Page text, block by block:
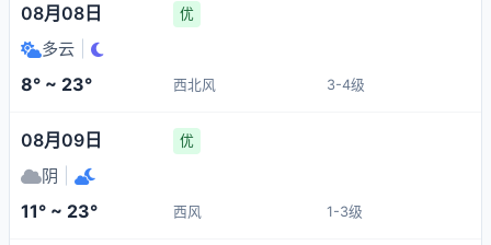
08月08日 优
多云
8° ~ 23° 西北风 3-4级
08月09日 优
阴
11° ~ 23° 西风 1-3级